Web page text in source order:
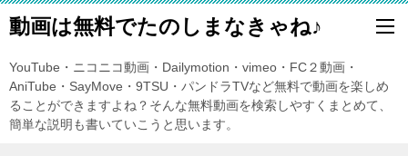
動画は無料でたのしまなきゃね♪
YouTube・ニコニコ動画・Dailymotion・vimeo・FC２動画・
AniTube・SayMove・9TSU・パンドラTVなど無料で動画を楽しめ
ることができますよね？そんな無料動画を検索しやすくまとめて、
簡単な説明も書いていこうと思います。